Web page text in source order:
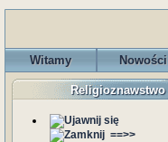
Witamy Nowości
Religioznawstwo
==>>